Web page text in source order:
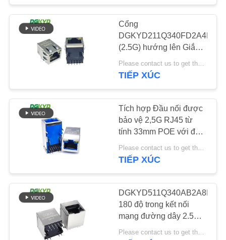
WEB
CHÍNH
SÁCH
MẬT
RJ45 với biến áp
64
RJ45 SMD
39
Cổng
DGKYD211Q340FD2A4D2
(2.5G) hướng lên Giắc
cắm mô-đun pcb Giao
diện mạng được che
TIẾP XÚC
Tích hợp Đầu nối được
bảo vệ 2,5G RJ45 từ
tính 33mm POE với đèn
LED
Please contact us to get the latest price. MOQ:Đàm phán
TIẾP XÚC
DGKYD511Q340AB2A8D2
180 độ trong kết nối
mạng đường dây 2.5G
Bộ lọc 10P8C Giao diện
Please contact us to get the latest price. MOQ:đàm phán